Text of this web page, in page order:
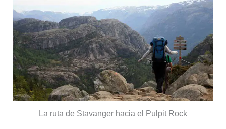
La ruta de Stavanger hacia el Pulpit Rock